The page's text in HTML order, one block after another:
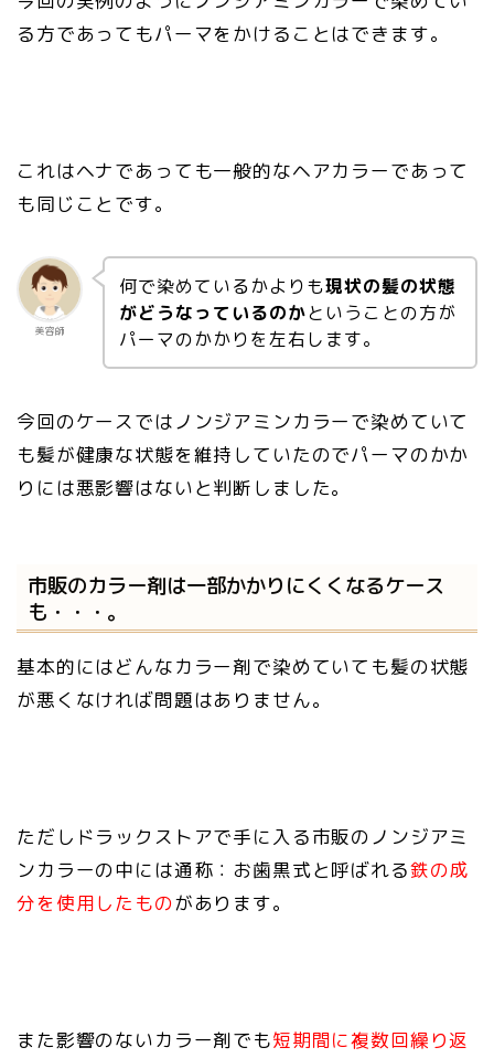
る方であってもパーマをかけることはできます。
これはヘナであっても一般的なヘアカラーであって
も同じことです。
美容師
何で染めているかよりも現状の髪の状態
がどうなっているのかということの方が
パーマのかかりを左右します。
今回のケースではノンジアミンカラーで染めていて
も髪が健康な状態を維持していたのでパーマのかか
りには悪影響はないと判断しました。
市販のカラー剤は一部かかりにくくなるケース
も・・・。
基本的にはどんなカラー剤で染めていても髪の状態
が悪くなければ問題はありません。
ただしドラックストアで手に入る市販のノンジアミ
ンカラーの中には通称：お歯黒式と呼ばれる鉄の成
分を使用したものがあります。
また影響のないカラー剤でも短期間に複数回繰り返